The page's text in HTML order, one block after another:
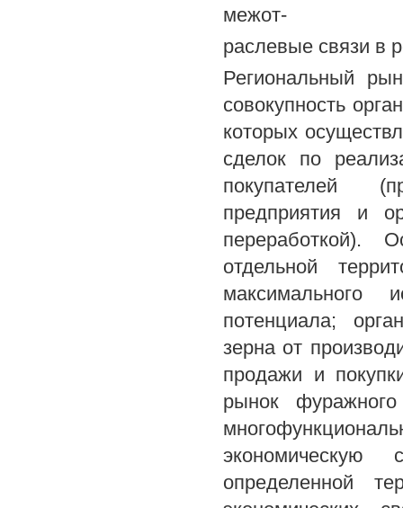
межот-
раслевые связи в
Региональный
совокупность
которых
сделок по
покупателей
предприятия и
переработкой).
отдельной
максимального
потенциала;
зерна от
продажи и
рынок
определенной